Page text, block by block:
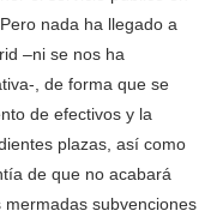
nada ha llegado a
–ni se nos ha
, de forma que se
de efectivos y la
plazas, así como
de que no acabará
subvenciones